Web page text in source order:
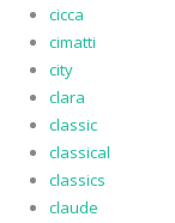
cicca
cimatti
city
clara
classic
classical
classics
claude